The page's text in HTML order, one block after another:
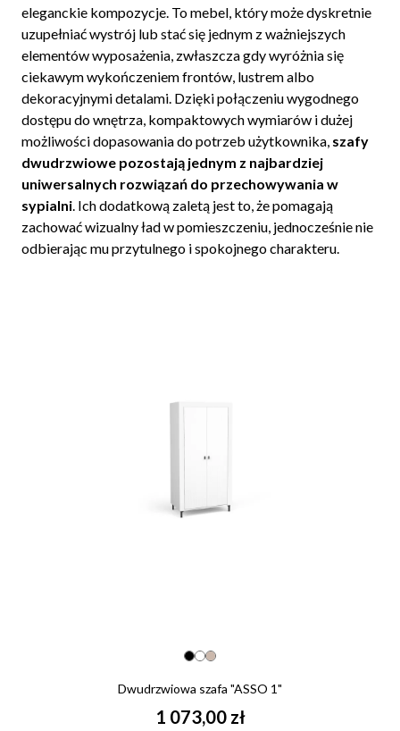
eleganckie kompozycje. To mebel, który może dyskretnie
uzupełniać wystrój lub stać się jednym z ważniejszych
elementów wyposażenia, zwłaszcza gdy wyróżnia się
ciekawym wykończeniem frontów, lustrem albo
dekoracyjnymi detalami. Dzięki połączeniu wygodnego
dostępu do wnętrza, kompaktowych wymiarów i dużej
możliwości dopasowania do potrzeb użytkownika, szafy
dwudrzwiowe pozostają jednym z najbardziej
uniwersalnych rozwiązań do przechowywania w
sypialni. Ich dodatkową zaletą jest to, że pomagają
zachować wizualny ład w pomieszczeniu, jednocześnie nie
odbierając mu przytulnego i spokojnego charakteru.
Dwudrzwiowa szafa "ASSO 1"
1 073,00 zł